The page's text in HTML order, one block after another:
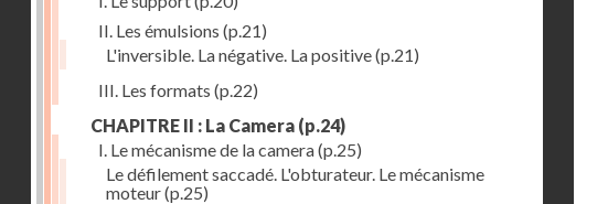
II. Les émulsions (p.21)
L'inversible. La négative. La positive(p.21)
III. Les formats (p.22)
CHAPITRE II : La Camera (p.24)
I. Le mécanisme de la camera(p.25)
Le défilement saccadé. L'obturateur. Le mécanisme
moteur(p.25)